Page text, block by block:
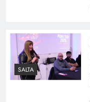
SALTA